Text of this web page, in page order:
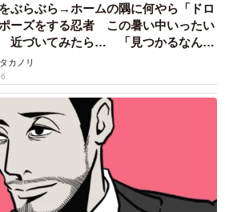
ぶらぶら→ホームの隅に何やら「ドロ
ーズをする忍者 この暑い中いったい
近づいてみたら… 「見つかるなんて
カノリ